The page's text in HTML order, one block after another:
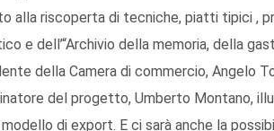
alla riscoperta di tecniche, piatti tipici ,
e dell’“Archivio della memoria, della
della Camera di commercio, Angelo
del progetto, Umberto Montano,
di export. E ci sarà anche la